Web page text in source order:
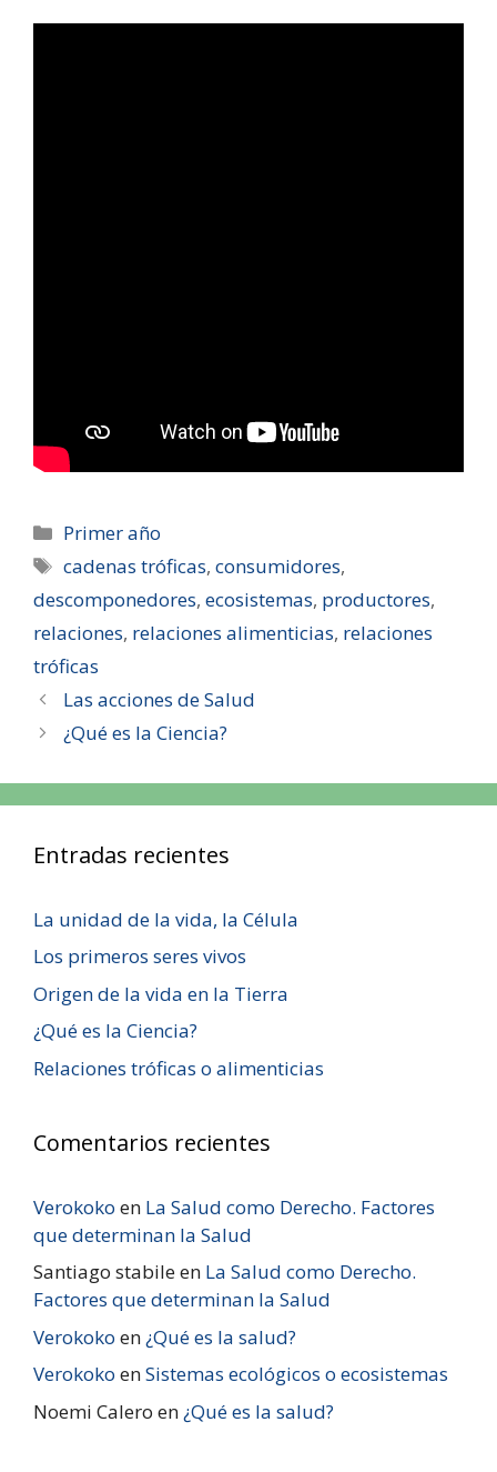
Primer año
cadenas tróficas,consumidores,
descomponedores, ecosistemas, productores,
relaciones, relaciones alimenticias, relaciones
tróficas
Las acciones de Salud
¿Qué es la Ciencia?
Entradas recientes
La unidad de la vida, la Célula
Los primeros seres vivos
Origen de la vida en la Tierra
¿Qué es la Ciencia?
Relaciones tróficas o alimenticias
Comentarios recientes
Verokoko en La Salud como Derecho. Factores
que determinan la Salud
Santiago stabileen La Salud como Derecho.
Factores que determinan la Salud
Verokoko en¿Qué es la salud?
Verokoko enSistemas ecológicos o ecosistemas
Noemi Calero en¿Qué es la salud?